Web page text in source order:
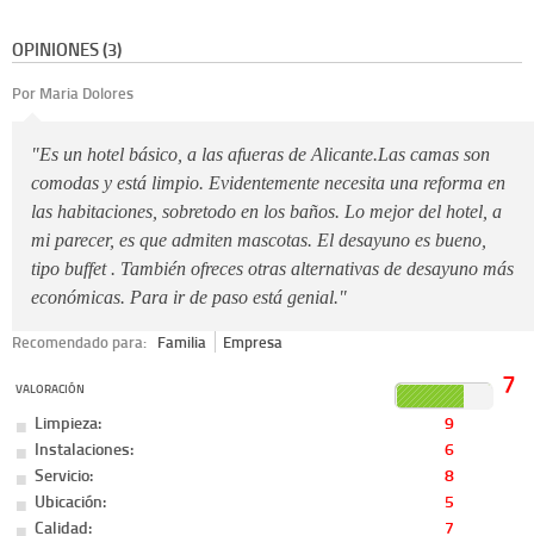
OPINIONES (3)
Por Maria Dolores
"Es un hotel básico, a las afueras de Alicante.Las camas son
comodas y está limpio. Evidentemente necesita una reforma en
las habitaciones, sobretodo en los baños. Lo mejor del hotel, a
mi parecer, es que admiten mascotas. El desayuno es bueno,
tipo buffet . También ofreces otras alternativas de desayuno más
económicas. Para ir de paso está genial."
Recomendado para: Familia Empresa
VALORACIÓN 7
Limpieza:
9
Instalaciones:
6
Servicio:
8
Ubicación:
5
Calidad:
7